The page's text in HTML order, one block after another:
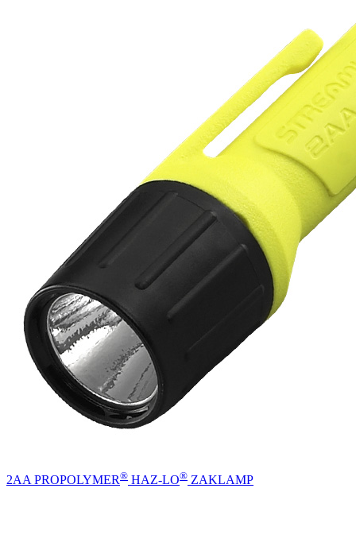
2AA PROPOLYMER® HAZ-LO® ZAKLAMP